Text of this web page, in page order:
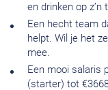
en drinken op z’n
Een hecht team
helpt. Wil je het
mee.
Een mooi salaris
(starter) tot